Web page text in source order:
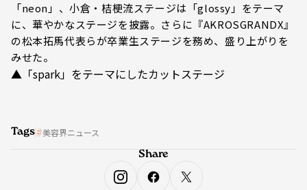
「neon」、小倉・桔梗流ステージは「glossy」をテーマ
に、華やかなステージを披露。さらに『AKROSGRANDX』
の松本拓馬代表らが卒業生ステージを務め、盛り上がりを
みせた。
▲「spark」をテーマにしたカットステージ
Tags 美容界ニュース
Share